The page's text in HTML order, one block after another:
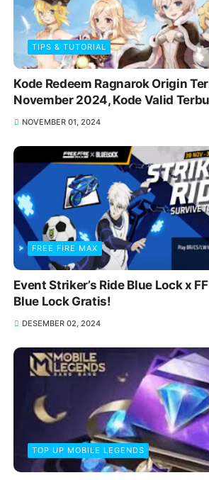
TIPS & TUTORIAL
Kode Redeem Ragnarok Origin
November 2024, Kode Valid
NOVEMBER 01, 2024
FREE FIRE MAX
Event Striker’s Ride Blue Lock x
Blue Lock Gratis!
DESEMBER 02, 2024
TOP UP MOBILE LEGENDS